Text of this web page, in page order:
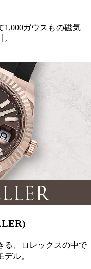
1,000ガウスもの磁気
る、ロレックスの中で
ル。